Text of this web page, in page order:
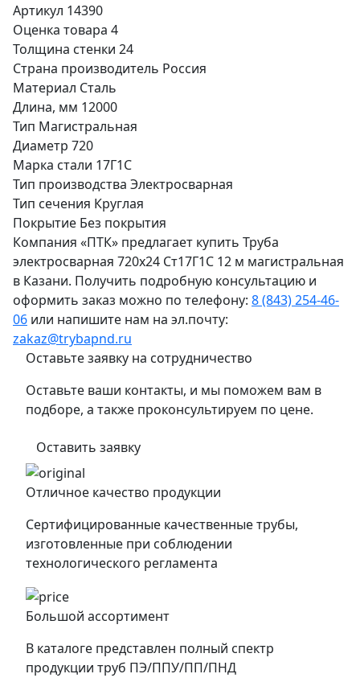
Артикул 14390
Оценка товара 4
Толщина стенки 24
Страна производитель Россия
Материал Сталь
Длина, мм 12000
Тип Магистральная
Диаметр 720
Марка стали 17Г1С
Тип производства Электросварная
Тип сечения Круглая
Покрытие Без покрытия
Компания «ПТК» предлагает купить Труба
электросварная 720х24 Ст17Г1С 12 м магистральная
в Казани. Получить подробную консультацию и
оформить заказ можно по телефону: 8 (843) 254-46-
06 или напишите нам на эл.почту:
zakaz@trybapnd.ru
Оставьте заявку на сотрудничество
Оставьте ваши контакты, и мы поможем вам в
подборе, а также проконсультируем по цене.
Оставить заявку
Отличное качество продукции
Сертифицированные качественные трубы,
изготовленные при соблюдении
технологического регламента
Большой ассортимент
В каталоге представлен полный спектр
продукции труб ПЭ/ППУ/ПП/ПНД